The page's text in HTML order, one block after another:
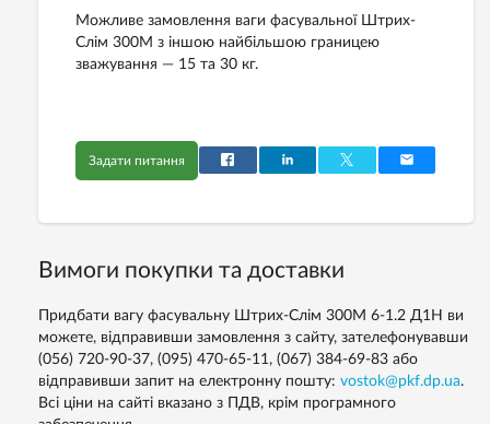
Можливе замовлення ваги фасувальної Штрих-
Слім 300М з іншою найбільшою границею
зважування — 15 та 30 кг.
Задати питання
Вимоги покупки та доставки
Придбати вагу фасувальну Штрих-Слім 300М 6-1.2 Д1Н ви
можете, відправивши замовлення з сайту, зателефонувавши
(056) 720-90-37, (095) 470-65-11, (067) 384-69-83 або
відправивши запит на електронну пошту: vostok@pkf.dp.ua.
Всі ціни на сайті вказано з ПДВ, крім програмного